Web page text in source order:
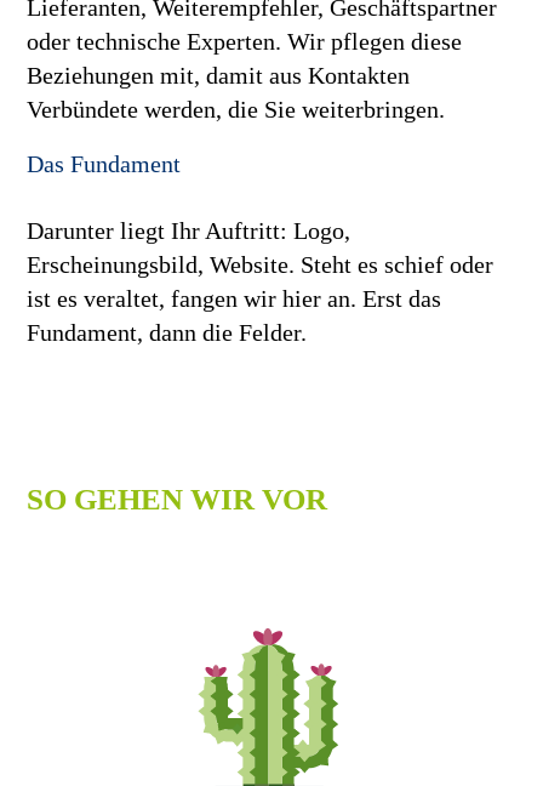
Lieferanten, Weiterempfehler, Geschäftspartner
oder technische Experten. Wir pflegen diese
Beziehungen mit, damit aus Kontakten
Verbündete werden, die Sie weiterbringen.
Das Fundament
Darunter liegt Ihr Auftritt: Logo,
Erscheinungsbild, Website. Steht es schief oder
ist es veraltet, fangen wir hier an. Erst das
Fundament, dann die Felder.
SO GEHEN WIR VOR